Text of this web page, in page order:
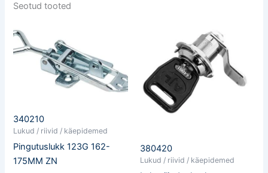
Seotud tooted
340210
Lukud / riivid / käepidemed
Pingutuslukk 123G 162-
175MM ZN
380420
Lukud / riivid / käepidemed